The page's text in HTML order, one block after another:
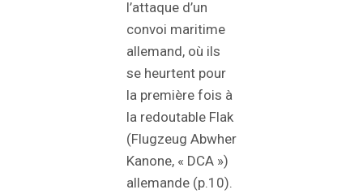
l’attaque d’un
convoi maritime
allemand, où ils
se heurtent pour
la première fois à
la redoutable Flak
(Flugzeug Abwher
Kanone, « DCA »)
allemande (p.10).